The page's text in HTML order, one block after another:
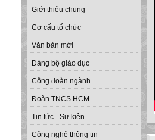
Giới thiệu chung
Cơ cấu tổ chức
Văn bản mới
Đảng bộ giáo dục
Công đoàn ngành
Đoàn TNCS HCM
Tin tức - Sự kiện
Công nghệ thông tin